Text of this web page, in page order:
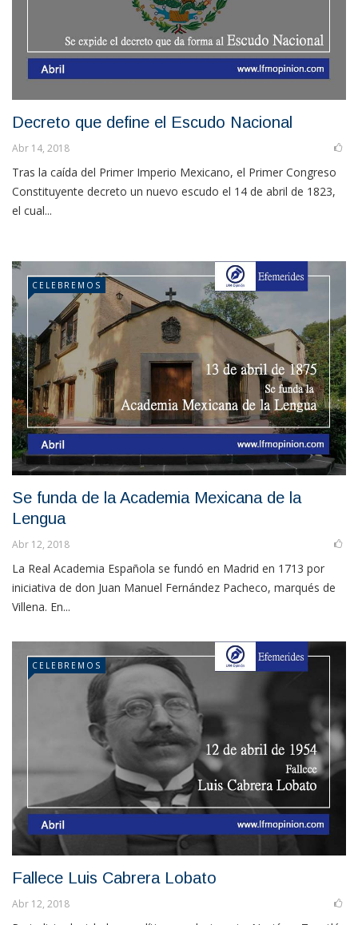
Decreto que define el Escudo Nacional
Abr 14, 2018
Tras la caída del Primer Imperio Mexicano, el Primer Congreso
Constituyente decreto un nuevo escudo el 14 de abril de 1823,
el cual...
CELEBREMOS
Se funda de la Academia Mexicana de la
Lengua
Abr 12, 2018
La Real Academia Española se fundó en Madrid en 1713 por
iniciativa de don Juan Manuel Fernández Pacheco, marqués de
Villena. En...
CELEBREMOS
Fallece Luis Cabrera Lobato
Abr 12, 2018